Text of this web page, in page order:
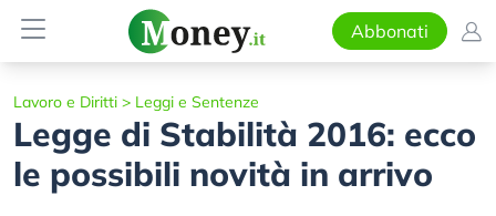
Abbonati
Lavoro e Diritti > Leggi e Sentenze
Legge di Stabilità 2016: ecco
le possibili novità in arrivo